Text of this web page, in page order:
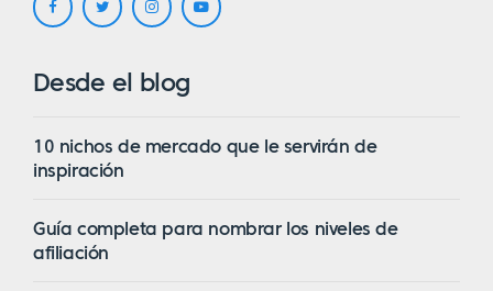
Desde el blog
10 nichos de mercado que le servirán de
inspiración
Guía completa para nombrar los niveles de
afiliación